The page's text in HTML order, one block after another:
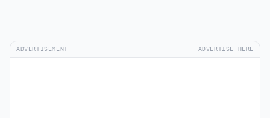
ADVERTISEMENT ADVERTISE HERE